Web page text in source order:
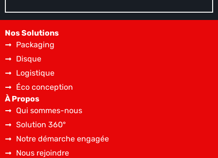
Nos Solutions
Packaging
Disque
Logistique
Éco conception
À Propos
Qui sommes-nous
Solution 360°
Notre démarche engagée
Nous rejoindre